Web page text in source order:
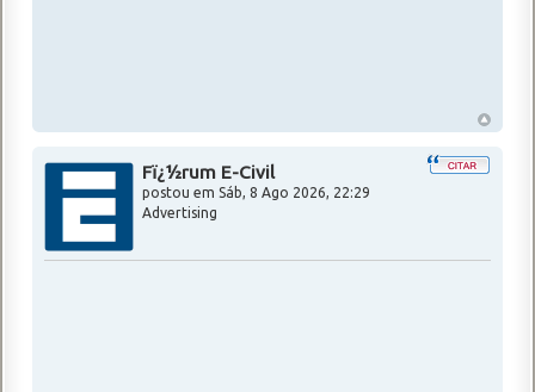
Fï¿½rum E-Civil
postou em Sáb, 8 Ago 2026, 22:29
Advertising